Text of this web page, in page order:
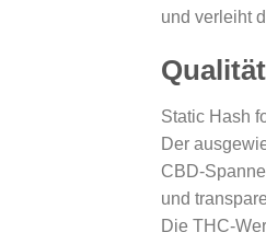
und verleiht
Static Hash
Der
CBD-
und
Die THC-